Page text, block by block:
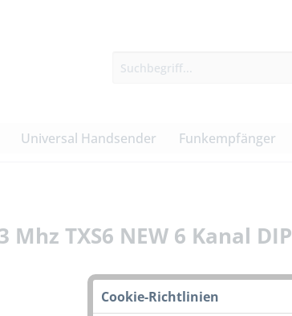
Universal Handsender Funkempfänger
Mhz TXS6 NEW 6 Kanal DIP
Cookie-Richtlinien